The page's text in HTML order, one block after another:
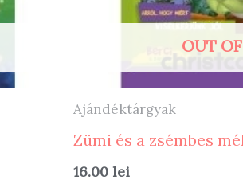
OUT
Ajándéktárgyak
Zümi és a zsémbes
16.00lei